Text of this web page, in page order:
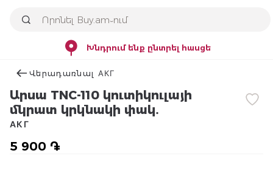
Խնդրում ենք ընտրել հասցե
Վերադառնալ АКГ
Արսա TNC-110 կուտիկուլայի
մկրատ կրկնակի փակ․
5 900 ֏
АКГ